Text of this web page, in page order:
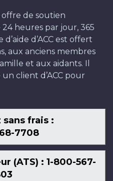
offre de soutien
heures par jour, 365
d’ACC est offert
aux anciens membres
et aux aidants. Il
un client d’ACC pour
sans frais :
7708
(ATS) : 1-800-567-